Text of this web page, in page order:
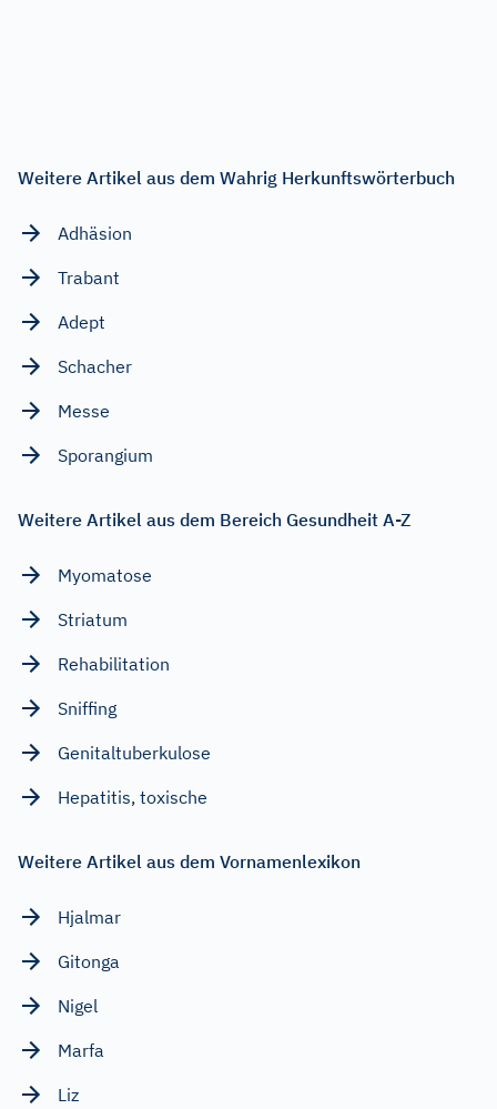
Weitere Artikel aus dem Wahrig Herkunftswörterbuch
Adhäsion
Trabant
Adept
Schacher
Messe
Sporangium
Weitere Artikel aus dem Bereich Gesundheit A-Z
Myomatose
Striatum
Rehabilitation
Sniffing
Genitaltuberkulose
Hepatitis, toxische
Weitere Artikel aus dem Vornamenlexikon
Hjalmar
Gitonga
Nigel
Marfa
Liz